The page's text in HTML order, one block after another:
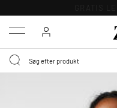
Menu